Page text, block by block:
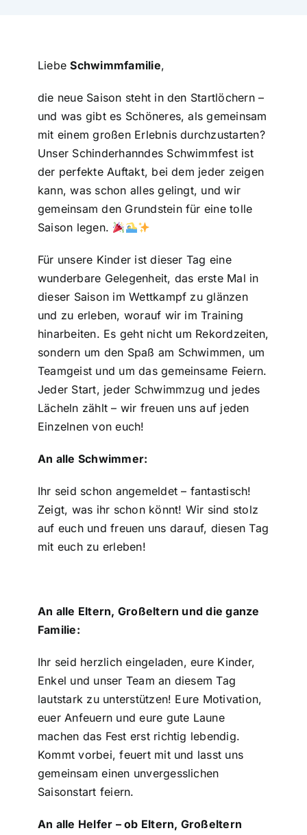
LiebeSchwimmfamilie,
die neue Saison steht in den Startlöchern –
und was gibt es Schöneres, als gemeinsam
mit einem großen Erlebnis durchzustarten?
Unser Schinderhanndes Schwimmfest ist
der perfekte Auftakt, bei dem jeder zeigen
kann, was schon alles gelingt, und wir
gemeinsam den Grundstein für eine tolle
Saison legen.
Für unsere Kinder ist dieser Tag eine
wunderbare Gelegenheit, das erste Mal in
dieser Saison im Wettkampf zu glänzen
und zu erleben, worauf wir im Training
hinarbeiten. Es geht nicht um Rekordzeiten,
sondern um den Spaß am Schwimmen, um
Teamgeist und um das gemeinsame Feiern.
Jeder Start, jeder Schwimmzug und jedes
Lächeln zählt – wir freuen uns auf jeden
Einzelnen von euch!
An alle Schwimmer:
Ihr seid schon angemeldet – fantastisch!
Zeigt, was ihr schon könnt! Wir sind stolz
auf euch und freuen uns darauf, diesen Tag
mit euch zu erleben!
An alle Eltern, Großeltern und die ganze
Familie:
Ihr seid herzlich eingeladen, eure Kinder,
Enkel und unser Team an diesem Tag
lautstark zu unterstützen! Eure Motivation,
euer Anfeuern und eure gute Laune
machen das Fest erst richtig lebendig.
Kommt vorbei, feuert mit und lasst uns
gemeinsam einen unvergesslichen
Saisonstart feiern.
An alle Helfer – ob Eltern, Großeltern